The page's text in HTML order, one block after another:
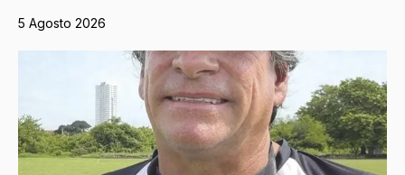
5 Agosto 2026